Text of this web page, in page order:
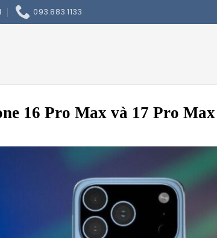
093.883.1133
16 Pro Max và 17 Pro Max